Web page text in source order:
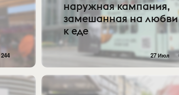
244
наружная кампания,
замешанная на любви
к еде
27 Июл